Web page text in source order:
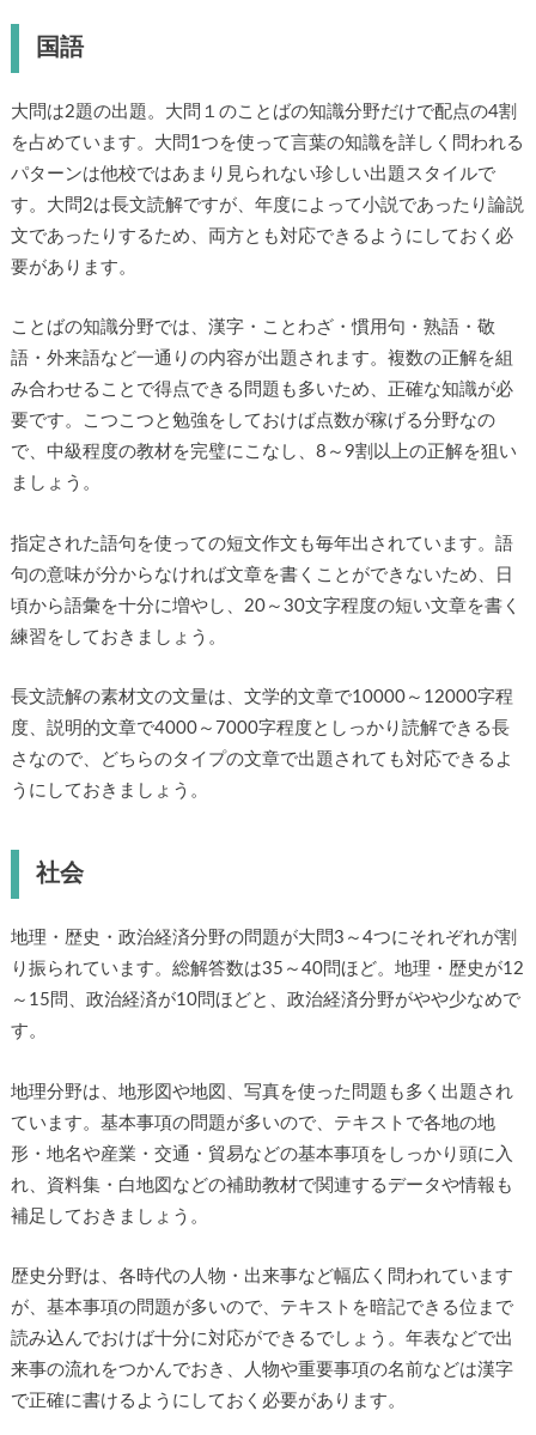
国語
大問は2題の出題。大問１のことばの知識分野だけで配点の4割
を占めています。大問1つを使って言葉の知識を詳しく問われる
パターンは他校ではあまり見られない珍しい出題スタイルで
す。大問2は長文読解ですが、年度によって小説であったり論説
文であったりするため、両方とも対応できるようにしておく必
要があります。
ことばの知識分野では、漢字・ことわざ・慣用句・熟語・敬
語・外来語など一通りの内容が出題されます。複数の正解を組
み合わせることで得点できる問題も多いため、正確な知識が必
要です。こつこつと勉強をしておけば点数が稼げる分野なの
で、中級程度の教材を完璧にこなし、8～9割以上の正解を狙い
ましょう。
指定された語句を使っての短文作文も毎年出されています。語
句の意味が分からなければ文章を書くことができないため、日
頃から語彙を十分に増やし、20～30文字程度の短い文章を書く
練習をしておきましょう。
長文読解の素材文の文量は、文学的文章で10000～12000字程
度、説明的文章で4000～7000字程度としっかり読解できる長
さなので、どちらのタイプの文章で出題されても対応できるよ
うにしておきましょう。
社会
地理・歴史・政治経済分野の問題が大問3～4つにそれぞれが割
り振られています。総解答数は35～40問ほど。地理・歴史が12
～15問、政治経済が10問ほどと、政治経済分野がやや少なめで
す。
地理分野は、地形図や地図、写真を使った問題も多く出題され
ています。基本事項の問題が多いので、テキストで各地の地
形・地名や産業・交通・貿易などの基本事項をしっかり頭に入
れ、資料集・白地図などの補助教材で関連するデータや情報も
補足しておきましょう。
歴史分野は、各時代の人物・出来事など幅広く問われています
が、基本事項の問題が多いので、テキストを暗記できる位まで
読み込んでおけば十分に対応ができるでしょう。年表などで出
来事の流れをつかんでおき、人物や重要事項の名前などは漢字
で正確に書けるようにしておく必要があります。